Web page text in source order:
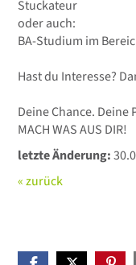
Stuckateur
oder auch:
BA-Studium im
Hast du Interesse?
Deine Chance. Deine
MACH WAS AUS DIR!
letzte Änderung:
« zurück